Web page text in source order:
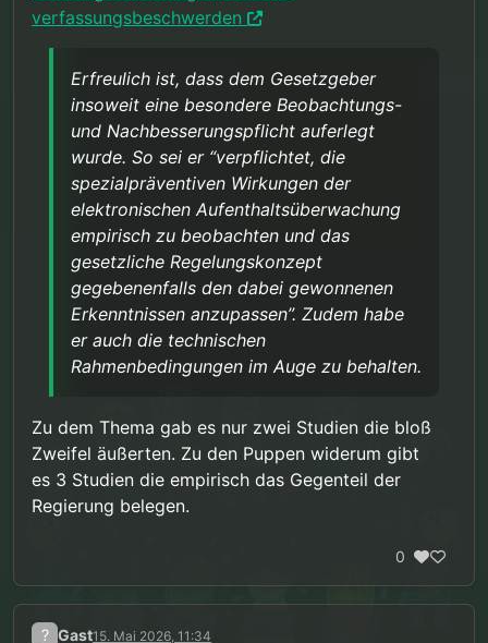
verfassungsbeschwerden
Erfreulich ist, dass dem Gesetzgeber
insoweit eine besondere Beobachtungs-
und Nachbesserungspflicht auferlegt
wurde. So sei er “verpflichtet, die
spezialpräventiven Wirkungen der
elektronischen Aufenthaltsüberwachung
empirisch zu beobachten und das
gesetzliche Regelungskonzept
gegebenenfalls den dabei gewonnenen
Erkenntnissen anzupassen”. Zudem habe
er auch die technischen
Rahmenbedingungen im Auge zu behalten.
Zu dem Thema gab es nur zwei Studien die bloß
Zweifel äußerten. Zu den Puppen widerum gibt
es 3 Studien die empirisch das Gegenteil der
Regierung belegen.
0
? Gast15. Mai 2026, 11:34